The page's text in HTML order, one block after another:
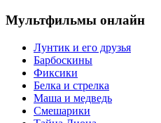
Мультфильмы онлайн
Лунтик и его друзья
Барбоскины
Фиксики
Белка и стрелка
Маша и медведь
Смешарики